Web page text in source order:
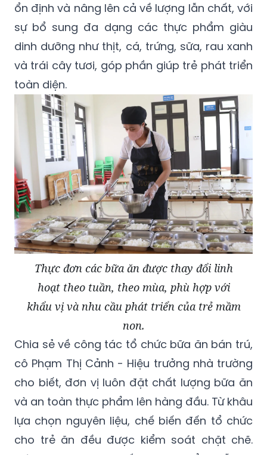
ổn định và nâng lên cả về lượng lẫn chất, với
sự bổ sung đa dạng các thực phẩm giàu
dinh dưỡng như thịt, cá, trứng, sữa, rau xanh
và trái cây tươi, góp phần giúp trẻ phát triển
toàn diện.
Thực đơn các bữa ăn được thay đổi linh
hoạt theo tuần, theo mùa, phù hợp với
khẩu vị và nhu cầu phát triển của trẻ mầm
non.
Chia sẻ về công tác tổ chức bữa ăn bán trú,
cô Phạm Thị Cảnh - Hiệu trưởng nhà trường
cho biết, đơn vị luôn đặt chất lượng bữa ăn
và an toàn thực phẩm lên hàng đầu. Từ khâu
lựa chọn nguyên liệu, chế biến đến tổ chức
cho trẻ ăn đều được kiểm soát chặt chẽ.